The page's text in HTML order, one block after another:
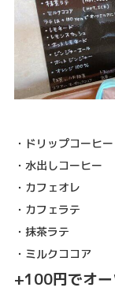
・ドリップコー
・水出し
・カフェオ
・カフェラ
・抹茶ラテ
・ミルクココ
+100円でオ